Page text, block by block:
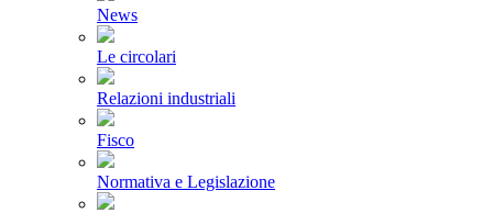
News
Le circolari
Relazioni industriali
Fisco
Normativa e Legislazione